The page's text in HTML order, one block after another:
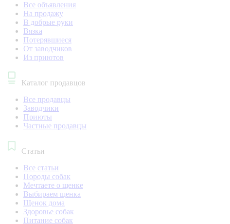
Все объявления
На продажу
В добрые руки
Вязка
Потерявшиеся
От заводчиков
Из приютов
Каталог продавцов
Все продавцы
Заводчики
Приюты
Частные продавцы
Статьи
Все статьи
Породы собак
Мечтаете о щенке
Выбираем щенка
Щенок дома
Здоровье собак
Питание собак